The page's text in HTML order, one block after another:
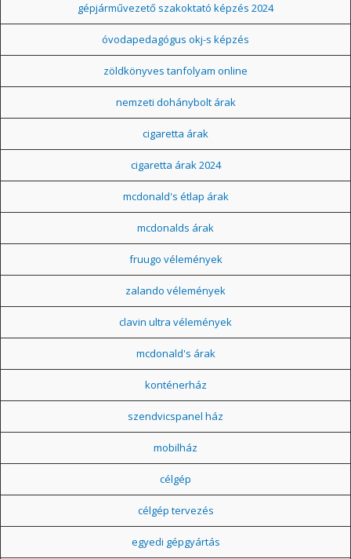
gépjárművezető szakoktató képzés 2024
óvodapedagógus okj-s képzés
zöldkönyves tanfolyam online
nemzeti dohánybolt árak
cigaretta árak
cigaretta árak 2024
mcdonald's étlap árak
mcdonalds árak
fruugo vélemények
zalando vélemények
clavin ultra vélemények
mcdonald's árak
konténerház
szendvicspanel ház
mobilház
célgép
célgép tervezés
egyedi gépgyártás